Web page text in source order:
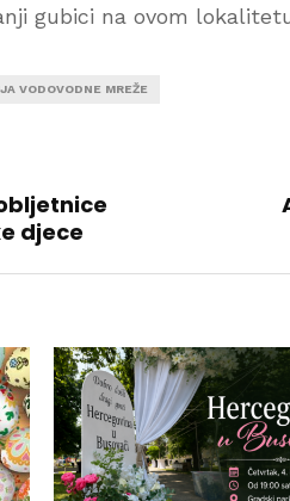
gubici na ovom
VODOVODNE MREŽE
djece